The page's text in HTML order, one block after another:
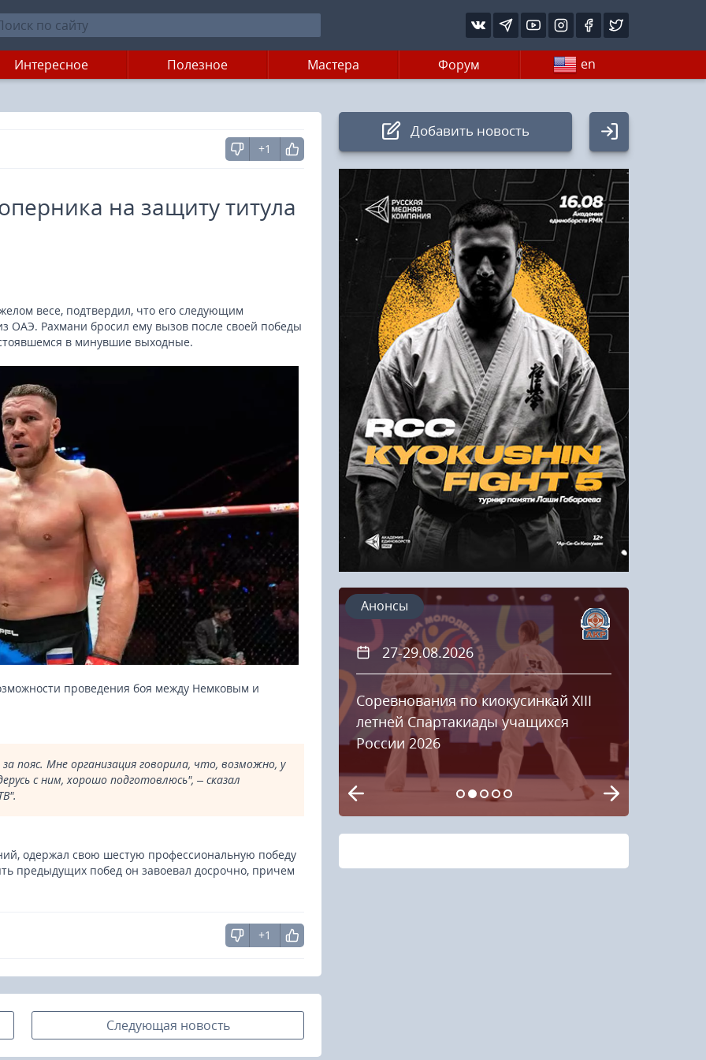
Интересное Полезное Мастера Форум en
+1
на защиту титула
весе, подтвердил, что его следующим
ОАЭ. Рахмани бросил ему вызов после своей победы
в минувшие выходные.
проведения боя между Немковым и
пояс. Мне организация говорила, что, возможно, у
с ним, хорошо подготовлюсь", – сказал
одержал свою шестую профессиональную победу
предыдущих побед он завоевал досрочно, причем
+1
Следующая новость
Добавить новость
Авторизация
Логин:
Пароль
Войти
Напомнить пароль
Регистрация
16.08.2026
RCC Kyokushin Fight 5
27-29.08.2026
Соревнования по киокусинкай XIII
летней Спартакиады учащихся
России 2026
Анонсы